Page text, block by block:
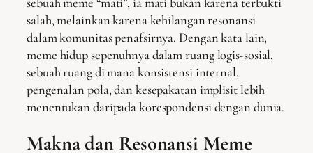
salah, melainkan karena kehilangan resonansi
dalam komunitas penafsirnya. Dengan kata lain,
meme hidup sepenuhnya dalam ruang logis-sosial,
sebuah ruang di mana konsistensi internal,
pengenalan pola, dan kesepakatan implisit lebih
menentukan daripada korespondensi dengan dunia.
Makna dan Resonansi Meme